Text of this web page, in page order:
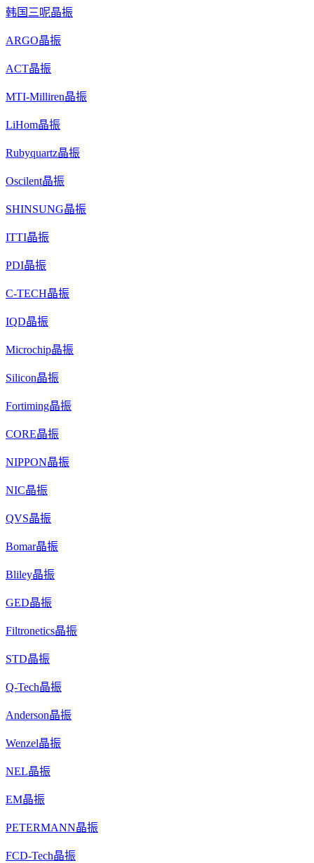
韩国三呢晶振
ARGO晶振
ACT晶振
MTI-Milliren晶振
LiHom晶振
Rubyquartz晶振
Oscilent晶振
SHINSUNG晶振
ITTI晶振
PDI晶振
C-TECH晶振
IQD晶振
Microchip晶振
Silicon晶振
Fortiming晶振
CORE晶振
NIPPON晶振
NIC晶振
QVS晶振
Bomar晶振
Bliley晶振
GED晶振
Filtronetics晶振
STD晶振
Q-Tech晶振
Anderson晶振
Wenzel晶振
NEL晶振
EM晶振
PETERMANN晶振
FCD-Tech晶振